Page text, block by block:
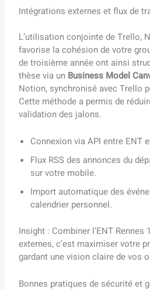
Intégrations externes et flux de
L’utilisation conjointe de Trello,
favorise la cohésion de votre
de troisième année ont ainsi
thèse via un Business Model
Notion, synchronisé avec Trello
Cette méthode a permis de
validation des jalons.
Connexion via API entre ENT
Flux RSS des annonces du
sur votre mobile.
Import automatique des
calendrier personnel.
Insight : Combiner l’ENT Rennes
externes, c’est maximiser votre
gardant une vision claire de vos
Bonnes pratiques de sécurité et